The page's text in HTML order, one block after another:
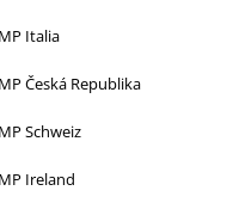
Italia
Česká Republika
Schweiz
Ireland
de Manga Larga